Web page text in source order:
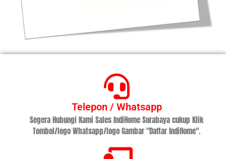
Telepon / Whatsapp
Segera Hubungi Kami Sales IndiHome Surabaya cukup Klik
Tombol/logo Whatsapp/logo Gambar "Daftar IndiHome".